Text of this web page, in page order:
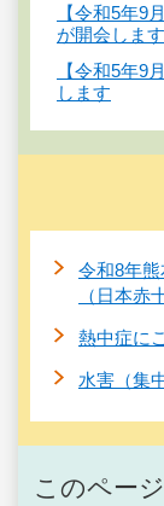
【令和5年9
が開会しま
【令和5年9
します
令和8年
（日本赤
熱中症に
水害（集
このペー